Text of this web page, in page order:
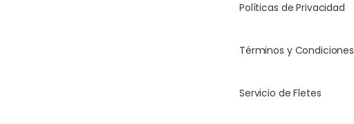
Políticas de Privacidad
Términos y Condiciones
Servicio de Fletes